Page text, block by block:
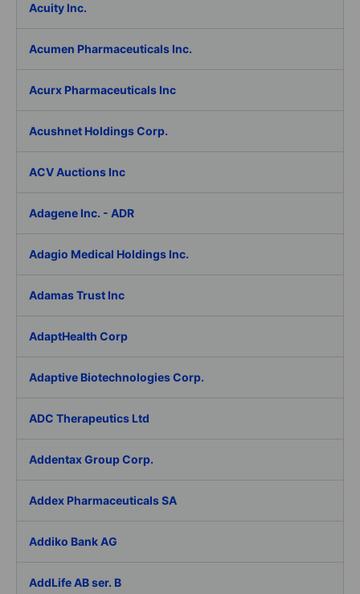
Acuity Inc.
Acumen Pharmaceuticals Inc.
Acurx Pharmaceuticals Inc
Acushnet Holdings Corp.
ACV Auctions Inc
Adagene Inc. - ADR
Adagio Medical Holdings Inc.
Adamas Trust Inc
AdaptHealth Corp
Adaptive Biotechnologies Corp.
ADC Therapeutics Ltd
Addentax Group Corp.
Addex Pharmaceuticals SA
Addiko Bank AG
AddLife AB ser. B